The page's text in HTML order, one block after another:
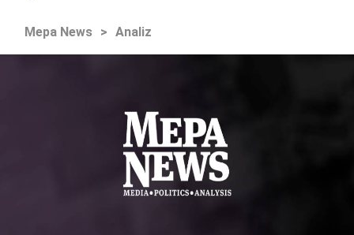
Mepa News > Analiz